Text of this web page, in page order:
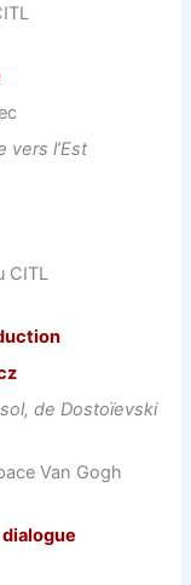
vers l’Est
CITL
de Dostoïevski
Van Gogh